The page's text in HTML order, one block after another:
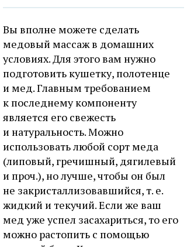
Вы вполне можете сделать
медовый массаж в домашних
условиях. Для этого вам нужно
подготовить кушетку, полотенце
и мед. Главным требованием
к последнему компоненту
является его свежесть
и натуральность. Можно
использовать любой сорт меда
(липовый, гречишный, дягилевый
и проч.), но лучше, чтобы он был
не закристаллизовавшийся, т. е.
жидкий и текучий. Если же ваш
мед уже успел засахариться, то его
можно растопить с помощью